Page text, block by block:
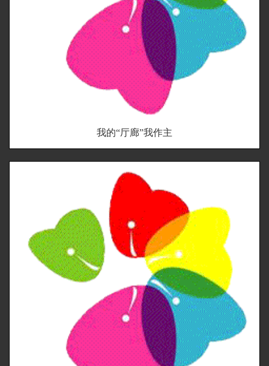
我的“厅廊”我作主